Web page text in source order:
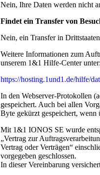
Nein, Ihre Daten werden nicht
Findet ein Transfer von
Nein, ein Transfer in
Weitere Informationen zum
unserem 1&1 Hilfe-Center unter:
https://hosting.1und1.de/hilfe/
In den Webserver-Protokollen
gespeichert. Auch bei allen
Byte gekürzt gespeichert, wenn
Mit 1&1 IONOS SE wurde
„Vertrag zur
Vertrag oder Verträgen“
vorgegeben geschlossen.
In dieser Vereinbarung